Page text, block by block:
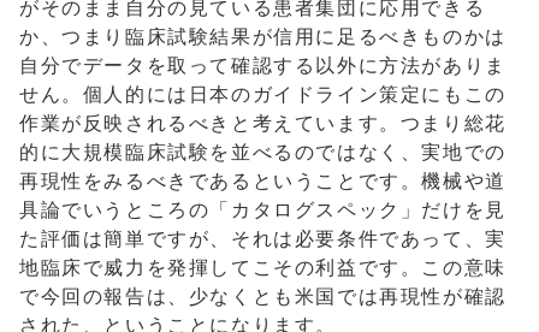
がそのまま自分の見ている患者集団に応用できる
か、つまり臨床試験結果が信用に足るべきものかは
自分でデータを取って確認する以外に方法がありま
せん。個人的には日本のガイドライン策定にもこの
作業が反映されるべきと考えています。つまり総花
的に大規模臨床試験を並べるのではなく、実地での
再現性をみるべきであるということです。機械や道
具論でいうところの「カタログスペック」だけを見
た評価は簡単ですが、それは必要条件であって、実
地臨床で威力を発揮してこその利益です。この意味
で今回の報告は、少なくとも米国では再現性が確認
された、ということになります。